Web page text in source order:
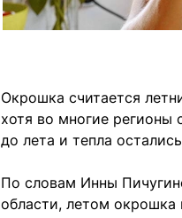
Окрошка считается
хотя во многие регионы
до лета и тепла
По словам Инны
области, летом окрошка